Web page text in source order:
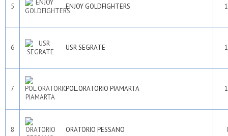
5 ENJOY GOLDFIGHTERS
6 USR SEGRATE
7 POL.ORATORIO PIAMARTA
8 ORATORIO PESSANO